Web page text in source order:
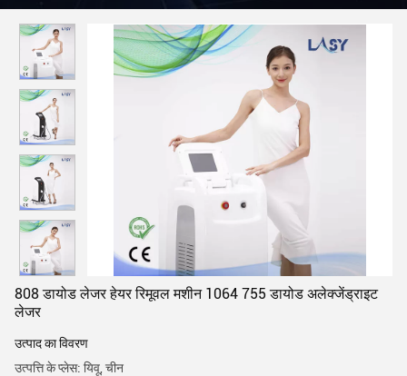
808 डायोड लेजर हेयर रिमूवल मशीन 1064 755 डायोड अलेक्जेंड्राइट
लेजर
उत्पाद का विवरण
उत्पत्ति के प्लेस: यिवू, चीन